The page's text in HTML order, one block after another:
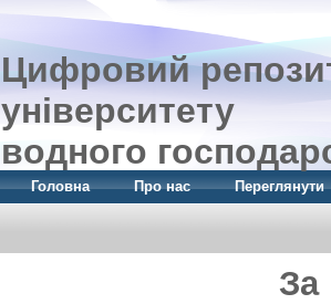
Цифровий
університету
водного
Головна Про нас Переглянути